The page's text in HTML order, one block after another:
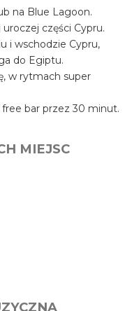
na Blue Lagoon.
części Cypru.
i wschodzie Cypru,
do Egiptu.
w rytmach super
free bar przez 30 minut.
MIEJSC